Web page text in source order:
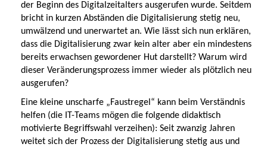
der Beginn des Digitalzeitalters ausgerufen wurde. Seitdem
bricht in kurzen Abständen die Digitalisierung stetig neu,
umwälzend und unerwartet an. Wie lässt sich nun erklären,
dass die Digitalisierung zwar kein alter aber ein mindestens
bereits erwachsen gewordener Hut darstellt? Warum wird
dieser Veränderungsprozess immer wieder als plötzlich neu
ausgerufen?
Eine kleine unscharfe „Faustregel“ kann beim Verständnis
helfen (die IT-Teams mögen die folgende didaktisch
motivierte Begriffswahl verzeihen): Seit zwanzig Jahren
weitet sich der Prozess der Digitalisierung stetig aus und